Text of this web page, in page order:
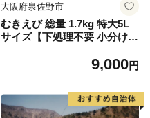
大阪府泉佐野市
むきえび 総量 1.7kg 特大5L
サイズ【下処理不要 小分け 8
バナメイエビ バラ凍結】
9,000円